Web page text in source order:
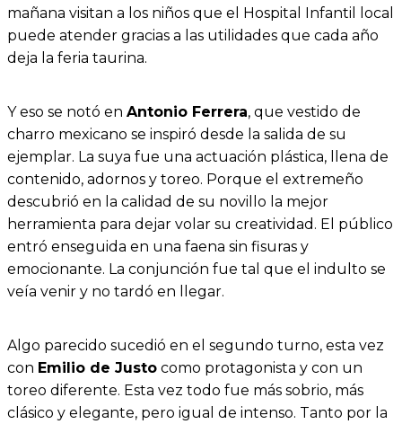
mañana visitan a los niños que el Hospital Infantil local
puede atender gracias a las utilidades que cada año
deja la feria taurina.
Y eso se notó en Antonio Ferrera, que vestido de
charro mexicano se inspiró desde la salida de su
ejemplar. La suya fue una actuación plástica, llena de
contenido, adornos y toreo. Porque el extremeño
descubrió en la calidad de su novillo la mejor
herramienta para dejar volar su creatividad. El público
entró enseguida en una faena sin fisuras y
emocionante. La conjunción fue tal que el indulto se
veía venir y no tardó en llegar.
Algo parecido sucedió en el segundo turno, esta vez
con Emilio de Justo como protagonista y con un
toreo diferente. Esta vez todo fue más sobrio, más
clásico y elegante, pero igual de intenso. Tanto por la